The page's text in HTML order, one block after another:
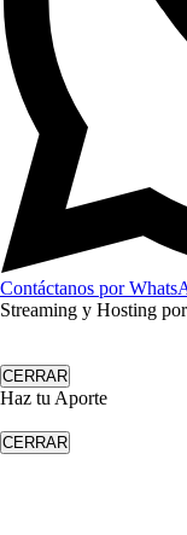
Contáctanos por
Streaming y Hosting por
CERRAR
Haz tu Aporte
CERRAR